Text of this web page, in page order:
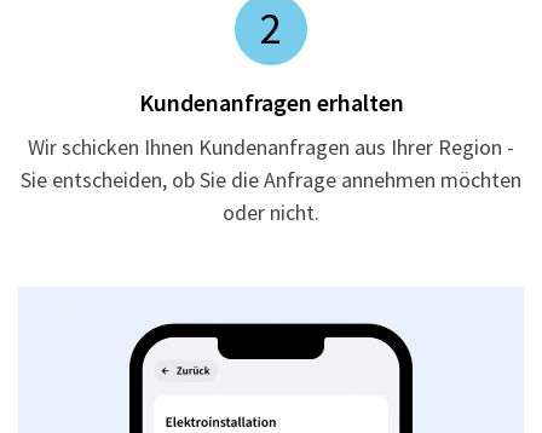
2
Kundenanfragen erhalten
Wir schicken Ihnen Kundenanfragen aus Ihrer Region -
Sie entscheiden, ob Sie die Anfrage annehmen möchten
oder nicht.